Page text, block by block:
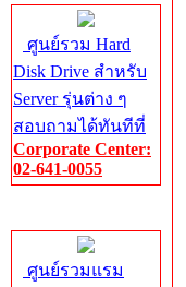
ศูนย์รวม Hard
Disk Drive สำหรับ
Server รุ่นต่าง ๆ
สอบถามได้ทันทีที่
Corporate Center:
02-641-0055
ศูนย์รวมแรม